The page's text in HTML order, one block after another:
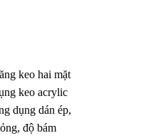
keo hai mặt
keo acrylic
dụng dán ép,
độ bám